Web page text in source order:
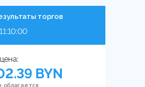
торгов
BYN
облагается